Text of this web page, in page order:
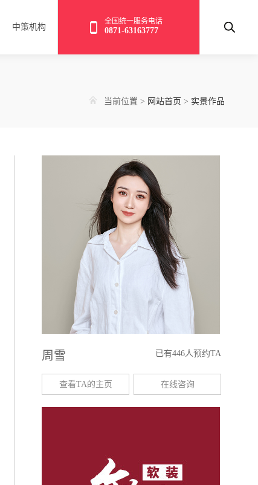
全国统一服务电话
0871-63163777
中策机构
当前位置 > 网站首页 > 实景作品
周雪 已有446人预约TA
查看TA的主页 在线咨询